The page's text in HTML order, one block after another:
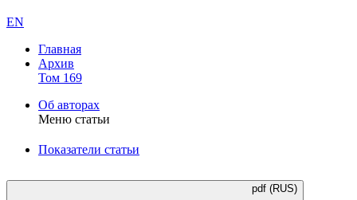
EN
Главная
Архив
Том 169
Об авторах
Меню статьи
Показатели статьи
pdf (RUS)